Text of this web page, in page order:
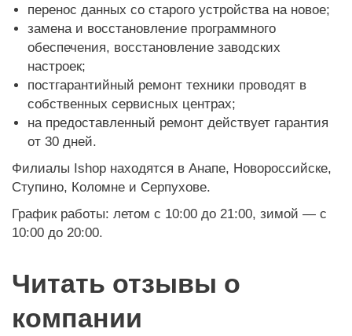
перенос данных со старого устройства на новое;
замена и восстановление программного
обеспечения, восстановление заводских
настроек;
постгарантийный ремонт техники проводят в
собственных сервисных центрах;
на предоставленный ремонт действует гарантия
от 30 дней.
Филиалы Ishop находятся в Анапе, Новороссийске,
Ступино, Коломне и Серпухове.
График работы: летом с 10:00 до 21:00, зимой — с
10:00 до 20:00.
Читать отзывы о
компании